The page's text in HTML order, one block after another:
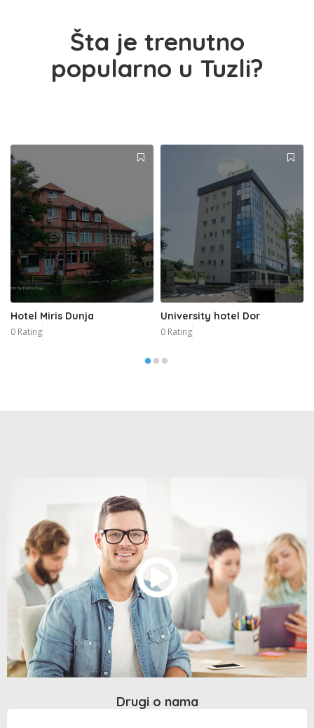
Šta je trenutno
popularno u Tuzli?
Hotel Miris Dunja
0 Rating
University hotel Dor
0 Rating
Drugi o nama